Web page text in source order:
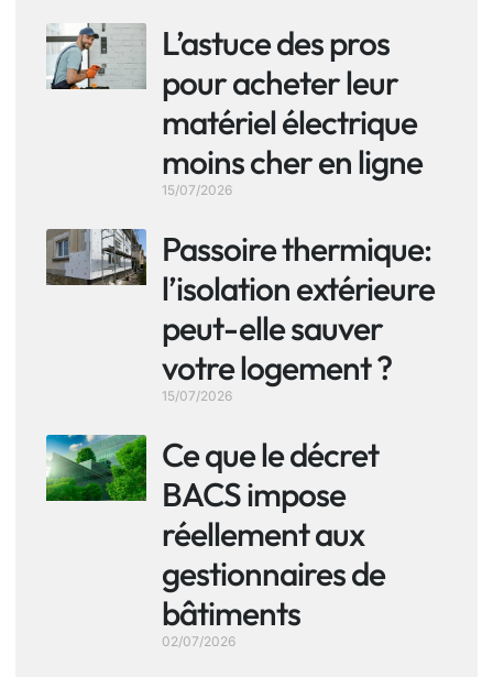
L’astuce des pros
pour acheter leur
matériel électrique
moins cher en ligne
15/07/2026
Passoire thermique:
l’isolation extérieure
peut-elle sauver
votre logement ?
15/07/2026
Ce que le décret
BACS impose
réellement aux
gestionnaires de
bâtiments
02/07/2026